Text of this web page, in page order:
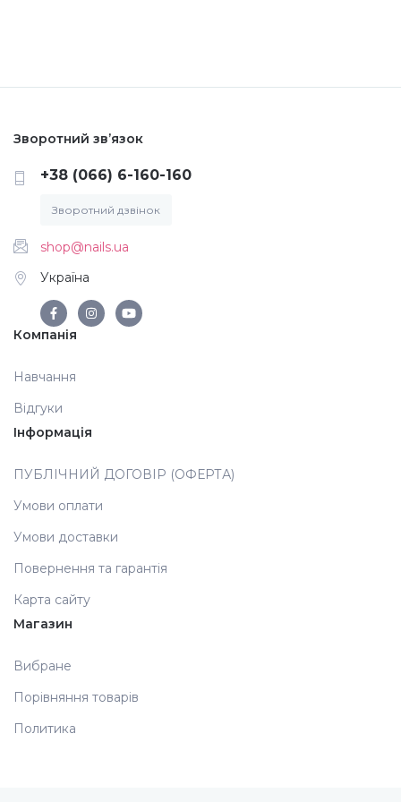
Каміфубукі (конфетті)
Слюда
Брокат
Фарби для розпису
Фольга для лиття (ефект кракелюра)
Аксесуари
Зворотний зв’язок
+38 (066) 6-160-160
Зворотний дзвінок
shop@nails.ua
Україна
Компанія
Навчання
Відгуки
Інформація
ПУБЛІЧНИЙ ДОГОВІР (ОФЕРТА)
Умови оплати
Умови доставки
Повернення та гарантія
Карта сайту
Магазин
Вибране
Порівняння товарів
Политика